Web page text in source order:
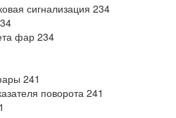
сигнализация 234
фар 234
241
поворота 241